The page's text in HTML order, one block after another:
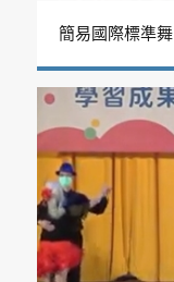
簡易國際標準舞